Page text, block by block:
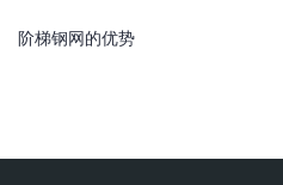
阶梯钢网的优势